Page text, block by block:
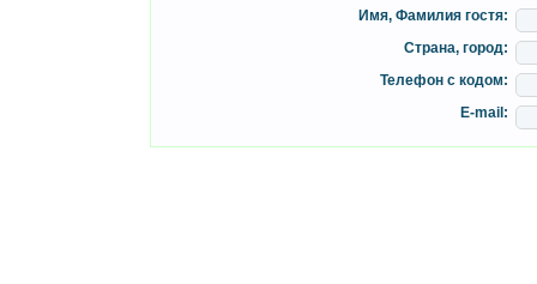
Имя, Фамилия гостя:
Страна, город:
Телефон с кодом:
E-mail: